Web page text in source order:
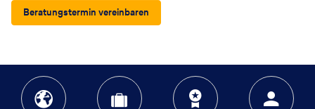
Beratungstermin vereinbaren